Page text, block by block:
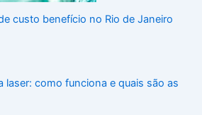
custo benefício no Rio de Janeiro
laser: como funciona e quais são as